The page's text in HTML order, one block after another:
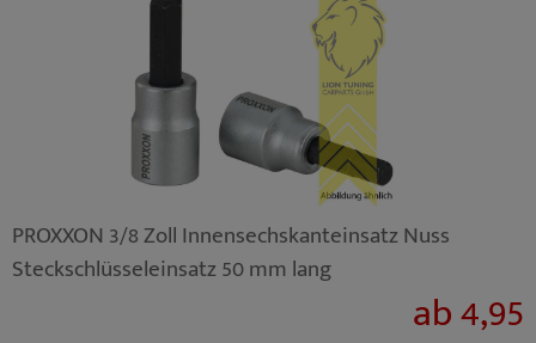
PROXXON 3/8 Zoll Innensechskanteinsatz Nuss
Steckschlüsseleinsatz 50 mm lang
ab 4,95